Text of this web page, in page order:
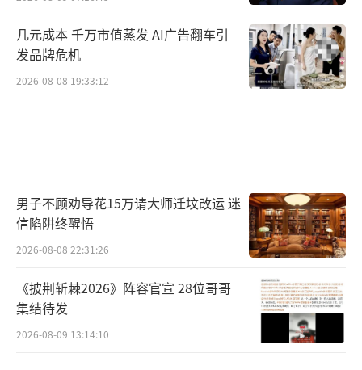
几元成本 千万市值蒸发 AI广告翻车引
发品牌危机
2026-08-08 19:33:12
男子不顾劝导花15万请大师迁坟改运 迷
信陷阱终醒悟
2026-08-08 22:31:26
《披荆斩棘2026》阵容官宣 28位哥哥
集结待发
2026-08-09 13:14:10